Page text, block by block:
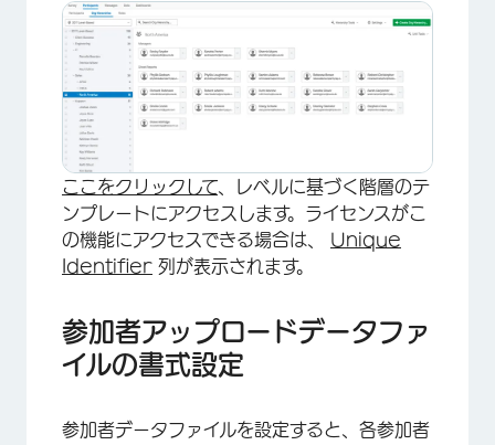
ここをクリックして 、レベルに基づく階層のテ
ンプレートにアクセスします。ライセンスがこ
の機能にアクセスできる場合は、 Unique
Identifier 列が表示されます。
参加者アップロードデータファ
イルの書式設定
参加者データファイルを設定すると、各参加者